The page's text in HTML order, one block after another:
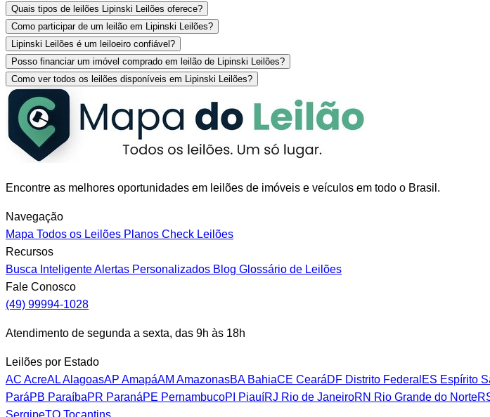
Quais tipos de leilões Lipinski Leilões oferece?
Como participar de um leilão em Lipinski Leilões?
Lipinski Leilões é um leiloeiro confiável?
Posso financiar um imóvel comprado em leilão de Lipinski Leilões?
Como ver todos os leilões disponíveis em Lipinski Leilões?
Encontre as melhores oportunidades em leilões de imóveis e veículos em todo o Brasil.
Navegação
Mapa Todos os Leilões Planos Check Leilões
Recursos
Busca InteligenteAlertas Personalizados Blog Glossário de Leilões
Fale Conosco
(49) 99994-1028
Atendimento de segunda a sexta, das 9h às 18h
Leilões por Estado
AC AcreALAlagoasAP AmapáAM AmazonasBABahiaCE CearáDF Distrito Federal ES Espírito
ParáPB ParaíbaPR ParanáPE PernambucoPI PiauíRJ Rio de JaneiroRN Rio Grande do Norte
SergipeTO Tocantins